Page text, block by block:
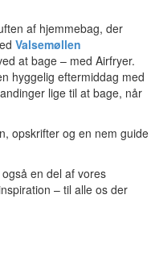
af hjemmebag, der
Valsemøllen
at bage – med Airfryer.
hyggelig eftermiddag med
lige til at bage, når
opskrifter og en nem guide
en del af vores
– til alle os der